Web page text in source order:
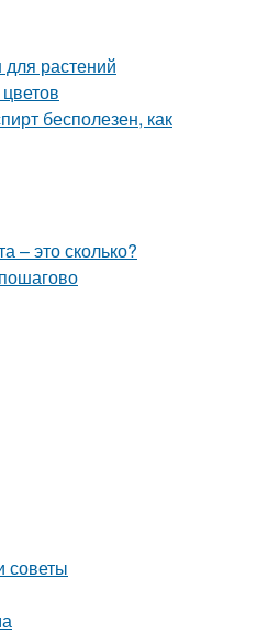
растений
бесполезен, как
– это сколько?
советы